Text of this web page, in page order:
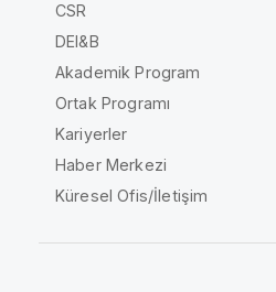
CSR
DEI&B
Akademik Program
Ortak Programı
Kariyerler
Haber Merkezi
Küresel Ofis/İletişim